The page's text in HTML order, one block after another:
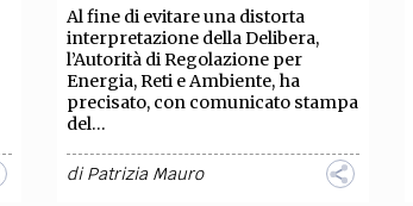
Al fine di evitare una distorta
interpretazione della Delibera,
l’Autorità di Regolazione per
Energia, Reti e Ambiente, ha
precisato, con comunicato stampa
del...
diPatrizia Mauro